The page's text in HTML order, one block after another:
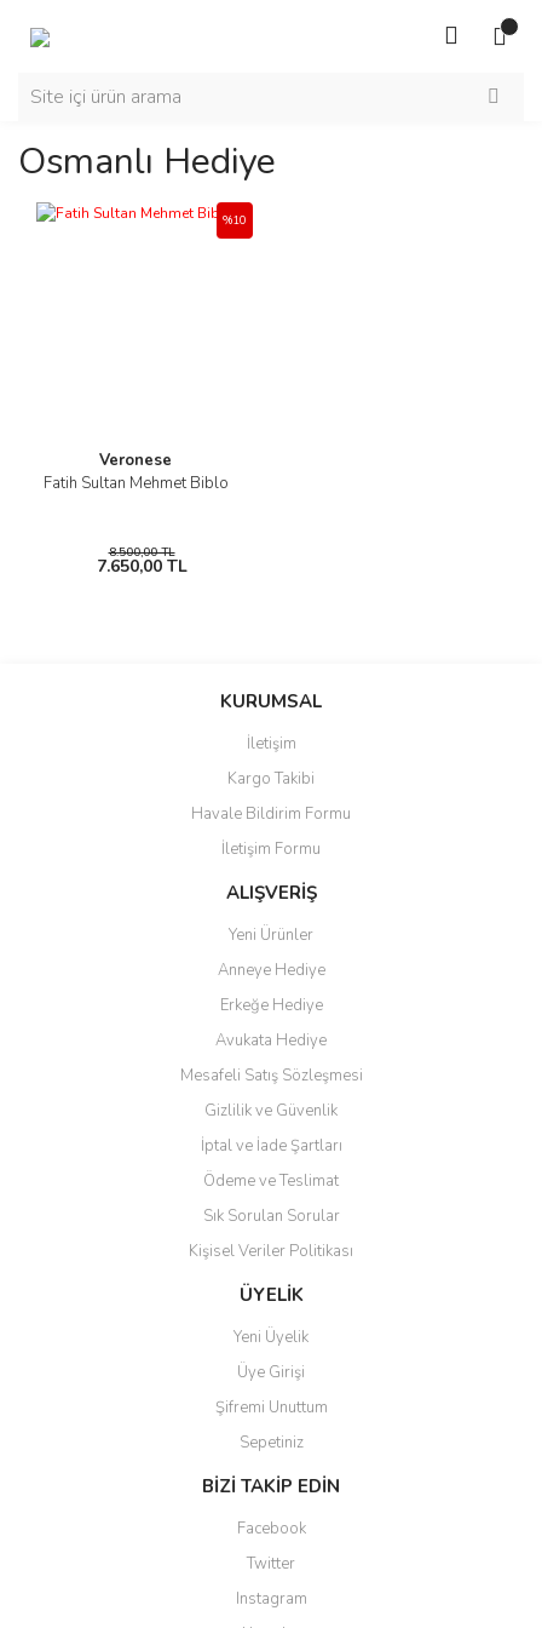
Osmanlı Hediye
Veronese
Fatih Sultan Mehmet Biblo
%10
8.500,00 TL
7.650,00 TL
KURUMSAL
İletişim
Kargo Takibi
Havale Bildirim Formu
İletişim Formu
ALIŞVERİŞ
Yeni Ürünler
Anneye Hediye
Erkeğe Hediye
Avukata Hediye
Mesafeli Satış Sözleşmesi
Gizlilik ve Güvenlik
İptal ve İade Şartları
Ödeme ve Teslimat
Sık Sorulan Sorular
Kişisel Veriler Politikası
ÜYELİK
Yeni Üyelik
Üye Girişi
Şifremi Unuttum
Sepetiniz
BİZİ TAKİP EDİN
Facebook
Twitter
Instagram